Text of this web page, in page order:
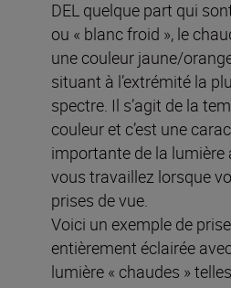
DEL quelque part qui
ou « blanc froid », le
une couleur jaune/
situant à l’extrémité la
spectre. Il s’agit de la
couleur et c’est une
importante de la lumière
vous travaillez lorsque
prises de vue.
Voici un exemple de
entièrement éclairée
lumière « chaudes »